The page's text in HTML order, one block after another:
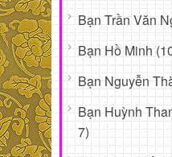
Bạn Trần Văn
Bạn Hồ Minh
Bạn Nguyễn
Bạn Huỳnh
7)